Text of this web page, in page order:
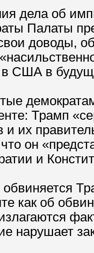
дела об
Палаты
доводы,
в США в
Трамп
их
он
и
как об
нарушает